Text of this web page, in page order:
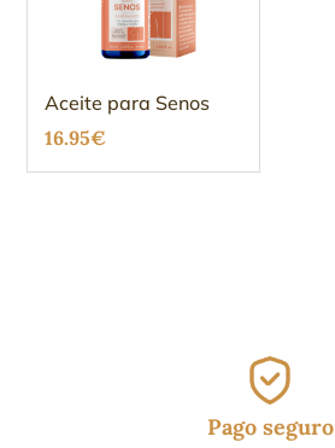
Aceite para Senos
16.95€
Pago seguro